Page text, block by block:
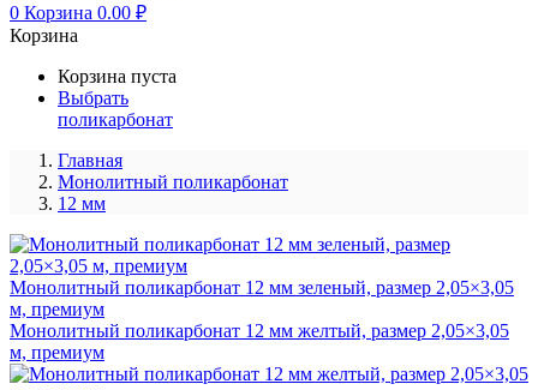
0 Корзина 0.00 ₽
Корзина
Корзина пуста
Выбрать
поликарбонат
Главная
Монолитный поликарбонат
12 мм
Монолитный поликарбонат 12 мм зеленый, размер 2,05×3,05
м, премиум
Монолитный поликарбонат 12 мм желтый, размер 2,05×3,05
м, премиум